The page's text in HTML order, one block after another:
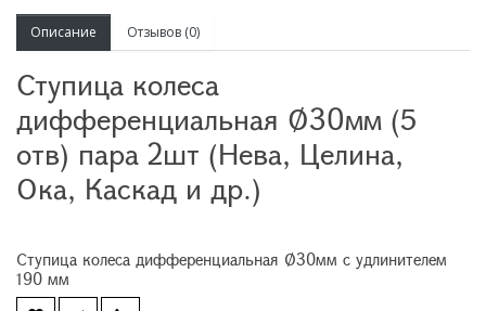
Описание Отзывов (0)
Ступица колеса
дифференциальная Ø30мм (5
отв) пара 2шт (Нева, Целина,
Ока, Каскад и др.)
Ступица колеса дифференциальная Ø30мм с удлинителем
190 мм